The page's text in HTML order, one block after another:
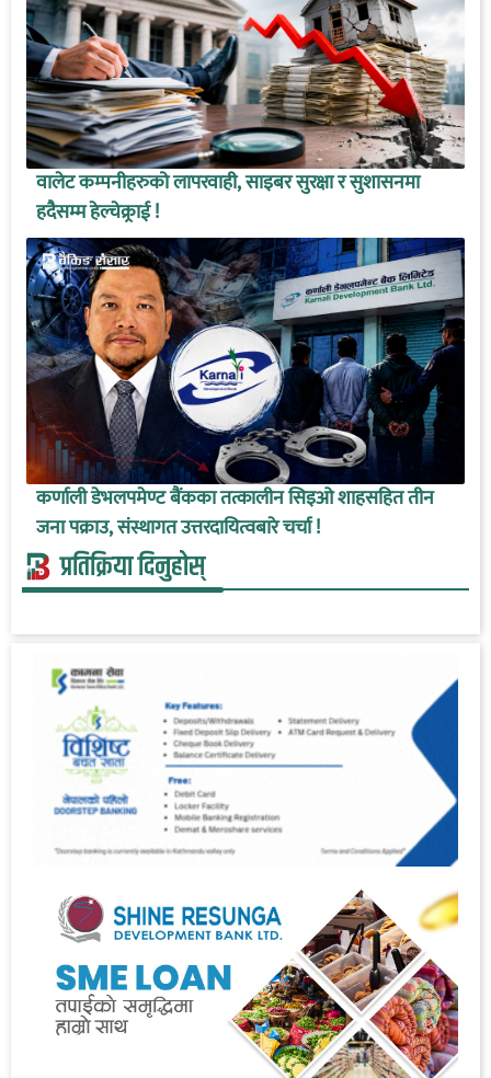
वालेट कम्पनीहरुको लापरवाही, साइबर सुरक्षा र सुशासनमा
हदैसम्म हेल्चेक्र्राई !
कर्णाली डेभलपमेण्ट बैंकका तत्कालीन सिइओ शाहसहित तीन
जना पक्राउ, संस्थागत उत्तरदायित्वबारे चर्चा !
प्रतिक्रिया दिनुहोस्